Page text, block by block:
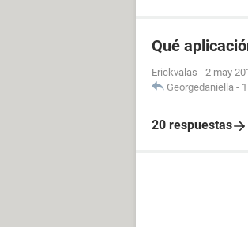
Qué
Erickvalas - 2 may
Georgedaniella -
20 respuestas